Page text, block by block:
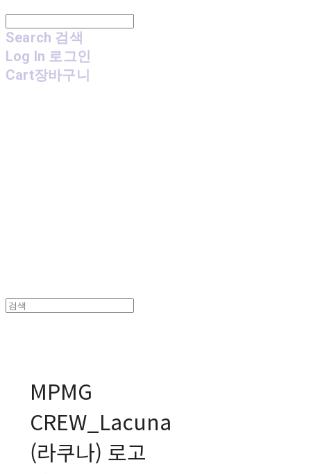
Search 검색
Log In 로그인
Cart장바구니
MPMG
CREW_Lacuna
(라쿠나) 로고